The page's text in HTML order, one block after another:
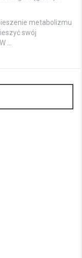
metabolizmu
swój
…